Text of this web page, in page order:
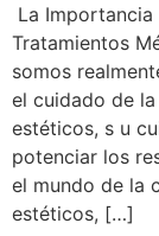
La
Tratamientos
somos
el cuidado de
estéticos, s u
potenciar los
el mundo de la
estéticos, […]